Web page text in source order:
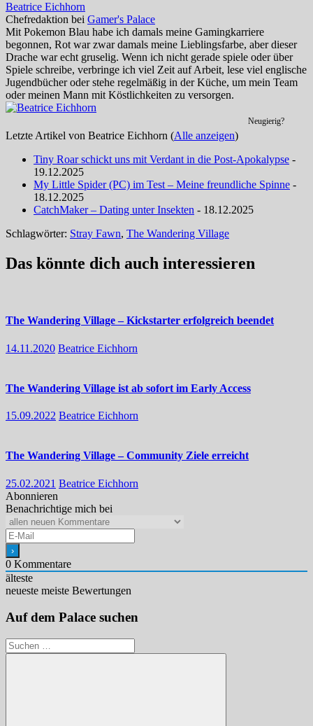
Beatrice Eichhorn
Chefredaktion bei Gamer's Palace
Mit Pokemon Blau habe ich damals meine Gamingkarriere
begonnen, Rot war zwar damals meine Lieblingsfarbe, aber dieser
Drache war echt gruselig. Wenn ich nicht gerade spiele oder über
Spiele schreibe, verbringe ich viel Zeit auf Arbeit, lese viel englische
Jugendbücher oder stehe regelmäßig in der Küche, um mein Team
oder meinen Mann mit Köstlichkeiten zu versorgen.
Neugierig?
Letzte Artikel von Beatrice Eichhorn (Alle anzeigen)
Tiny Roar schickt uns mit Verdant in die Post-Apokalypse -
19.12.2025
My Little Spider (PC) im Test – Meine freundliche Spinne -
18.12.2025
CatchMaker – Dating unter Insekten - 18.12.2025
Schlagwörter: Stray Fawn, The Wandering Village
Das könnte dich auch interessieren
The Wandering Village – Kickstarter erfolgreich beendet
14.11.2020 Beatrice Eichhorn
The Wandering Village ist ab sofort im Early Access
15.09.2022 Beatrice Eichhorn
The Wandering Village – Community Ziele erreicht
25.02.2021 Beatrice Eichhorn
Abonnieren
Benachrichtige mich bei
0 Kommentare
älteste
neueste meiste Bewertungen
Auf dem Palace suchen
Suchen
nach: